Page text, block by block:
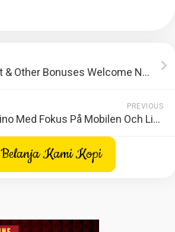
Mostbet Free Bet & Other Bonuses Welcome No Deposit Bonus
PREVIOUS
Leovegas Casino Med Fokus På Mobilen Och Live Casino
Belanja Kami Kopi